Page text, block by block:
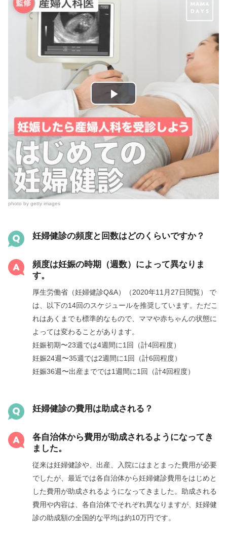
P
l
a
y
V
d
e
o
photo by getty images
妊婦健診の頻度と回数はどのくらいですか？
頻度は妊娠の時期（週数）によって異なりま
す。
厚生労働省（妊婦健診Q&A）（2020年11月27日閲覧） で
は、以下の14回のスケジュールを推奨しています。ただこ
れはあくまでも標準的なもので、ママや赤ちゃんの状態に
よっては変わることがあります。
妊娠初期〜23週では4週間に1回（計4回程度）
妊娠24週〜35週では2週間に1回（計6回程度）
妊娠36週〜出産まででは1週間に1回（計4回程度）
妊婦健診の費用は助成される？
各自治体から費用が助成されるようになってき
ました。
従来は妊婦健診や、出産、入院にはまとまった費用が必要
でしたが、最近では各自治体から妊婦健診費用をはじめと
した費用が助成されるようになってきました。助成される
費用や内容は、各自治体でそれぞれ異なりますが、妊婦健
診の助成額の全国的な平均は約10万円です。